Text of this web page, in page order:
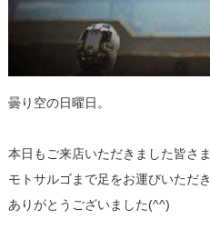
曇り空の日曜日。
本日もご来店いただきました皆さま
モトサルゴまで足をお運びいただき
ありがとうございました(^^)